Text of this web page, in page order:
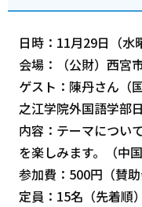
日時：11月29日（水
会場：（公財）西宮
ゲスト：陳丹さん（
之江学院外国語学部
内容：テーマについ
を楽しみます。（中国
参加費：500円（賛助
定員：15名（先着順）